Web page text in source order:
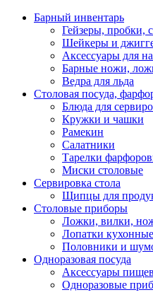
Барный инвентарь
Гейзеры, пробки,
Шейкеры и
Аксессуары для
Барные ножи,
Ведра для льда
Столовая посуда,
Блюда для
Кружки и чашки
Рамекин
Салатники
Тарелки
Миски столовые
Сервировка стола
Щипцы для
Столовые приборы
Ложки, вилки,
Лопатки кухонные
Половники и
Одноразовая посуда
Аксессуары
Одноразовые